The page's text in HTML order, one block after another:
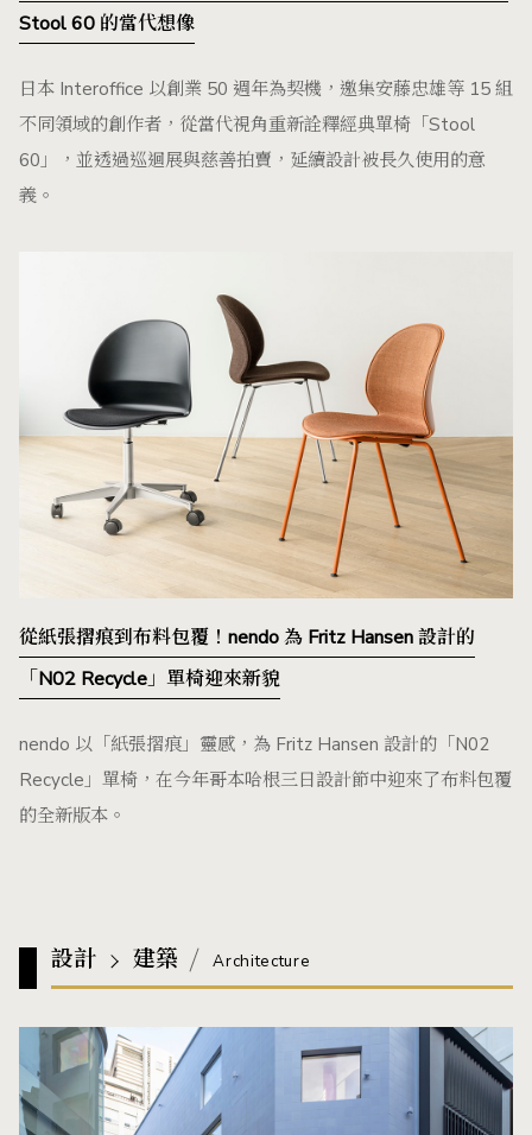
Stool 60 的當代想像
日本 Interoffice 以創業 50 週年為契機，邀集安藤忠雄等 15 組
不同領域的創作者，從當代視角重新詮釋經典單椅「Stool
60」，並透過巡迴展與慈善拍賣，延續設計被長久使用的意
義。
從紙張摺痕到布料包覆！nendo 為 Fritz Hansen 設計的
「N02 Recycle」單椅迎來新貌
nendo 以「紙張摺痕」靈感，為 Fritz Hansen 設計的「N02
Recycle」單椅，在今年哥本哈根三日設計節中迎來了布料包覆
的全新版本。
設計 建築 Architecture